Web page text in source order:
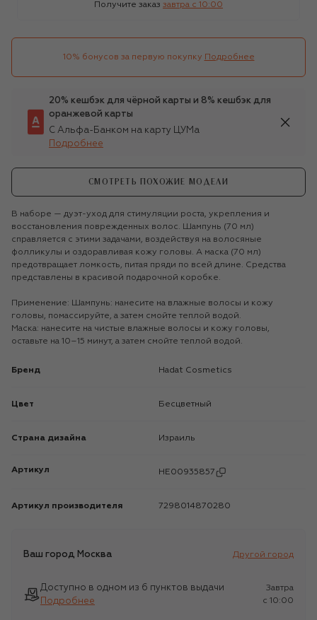
Получите заказ завтра c 10:00
10% бонусов за первую покупку Подробнее
20% кешбэк для чёрной карты и 8% кешбэк для
оранжевой карты
С Альфа-Банком на карту ЦУМа
Подробнее
СМОТРЕТЬ ПОХОЖИЕ МОДЕЛИ
В наборе — дуэт-уход для стимуляции роста, укрепления и
восстановления поврежденных волос. Шампунь (70 мл)
справляется с этими задачами, воздействуя на волосяные
фолликулы и оздоравливая кожу головы. А маска (70 мл)
предотвращает ломкость, питая пряди по всей длине. Средства
представлены в красивой подарочной коробке.
Применение: Шампунь: нанесите на влажные волосы и кожу
головы, помассируйте, а затем смойте теплой водой.
Маска: нанесите на чистые влажные волосы и кожу головы,
оставьте на 10–15 минут, а затем смойте теплой водой.
Бренд Hadat Cosmetics
Цвет Бесцветный
Страна дизайна Израиль
Артикул HE00935857
Артикул производителя 7298014870280
Ваш город Москва Другой город
Доступно в одном из 6 пунктов выдачи
Подробнее
Завтра
c 10:00